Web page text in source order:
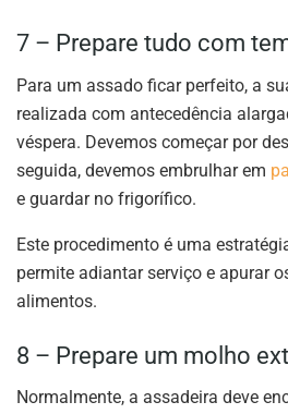
7 – Prepare tudo com
Para um assado ficar perfeito, a
realizada com antecedência
véspera. Devemos começar por
seguida, devemos embrulhar em
e guardar no frigorífico.
Este procedimento é uma
permite adiantar serviço e apurar
alimentos.
8 – Prepare um molho
Normalmente, a assadeira deve